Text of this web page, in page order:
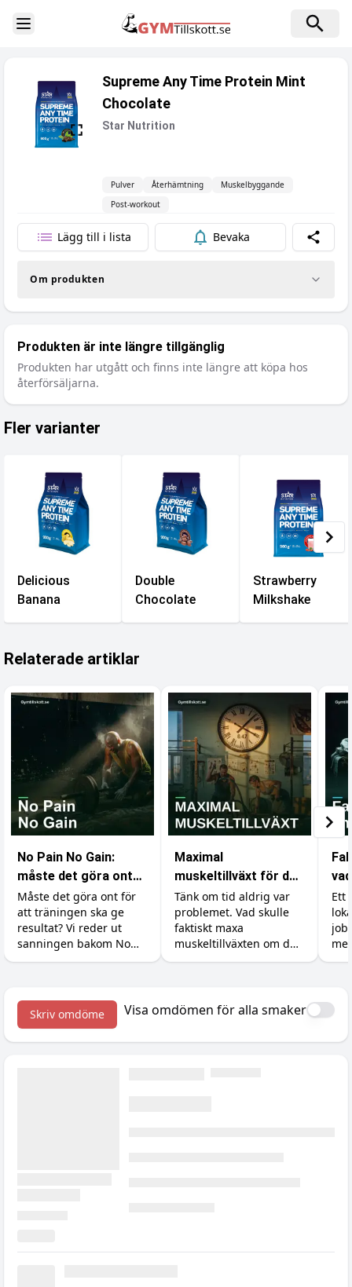
Toggle Sidebar
Supreme Any Time Protein Mint
Chocolate
Star Nutrition
Pulver Återhämtning
Muskelbyggande
Post-workout
Lägg till i lista Bevaka Dela
Om produkten
Produkten är inte längre tillgänglig
Produkten har utgått och finns inte längre att köpa hos
återförsäljarna.
Fler varianter
Delicious
Banana
Double
Chocolate
Strawberry
Milkshake
Relaterade artiklar
No Pain No Gain:
måste det göra ont
för att bygga
muskler?
Måste det göra ont för
att träningen ska ge
resultat? Vi reder ut
sanningen bakom No
Pain No Gain, vad
maxar återhämtningen.
Maximal
muskeltillväxt för den
med obegränsad tid
Tänk om tid aldrig var
problemet. Vad skulle
faktiskt maxa
muskeltillväxten om du
kunde träna, äta och
vad forskningen säger
Ett
Skriv omdöme Visa omdömen för alla smaker